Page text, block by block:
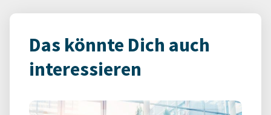
Das könnte Dich auch
interessieren